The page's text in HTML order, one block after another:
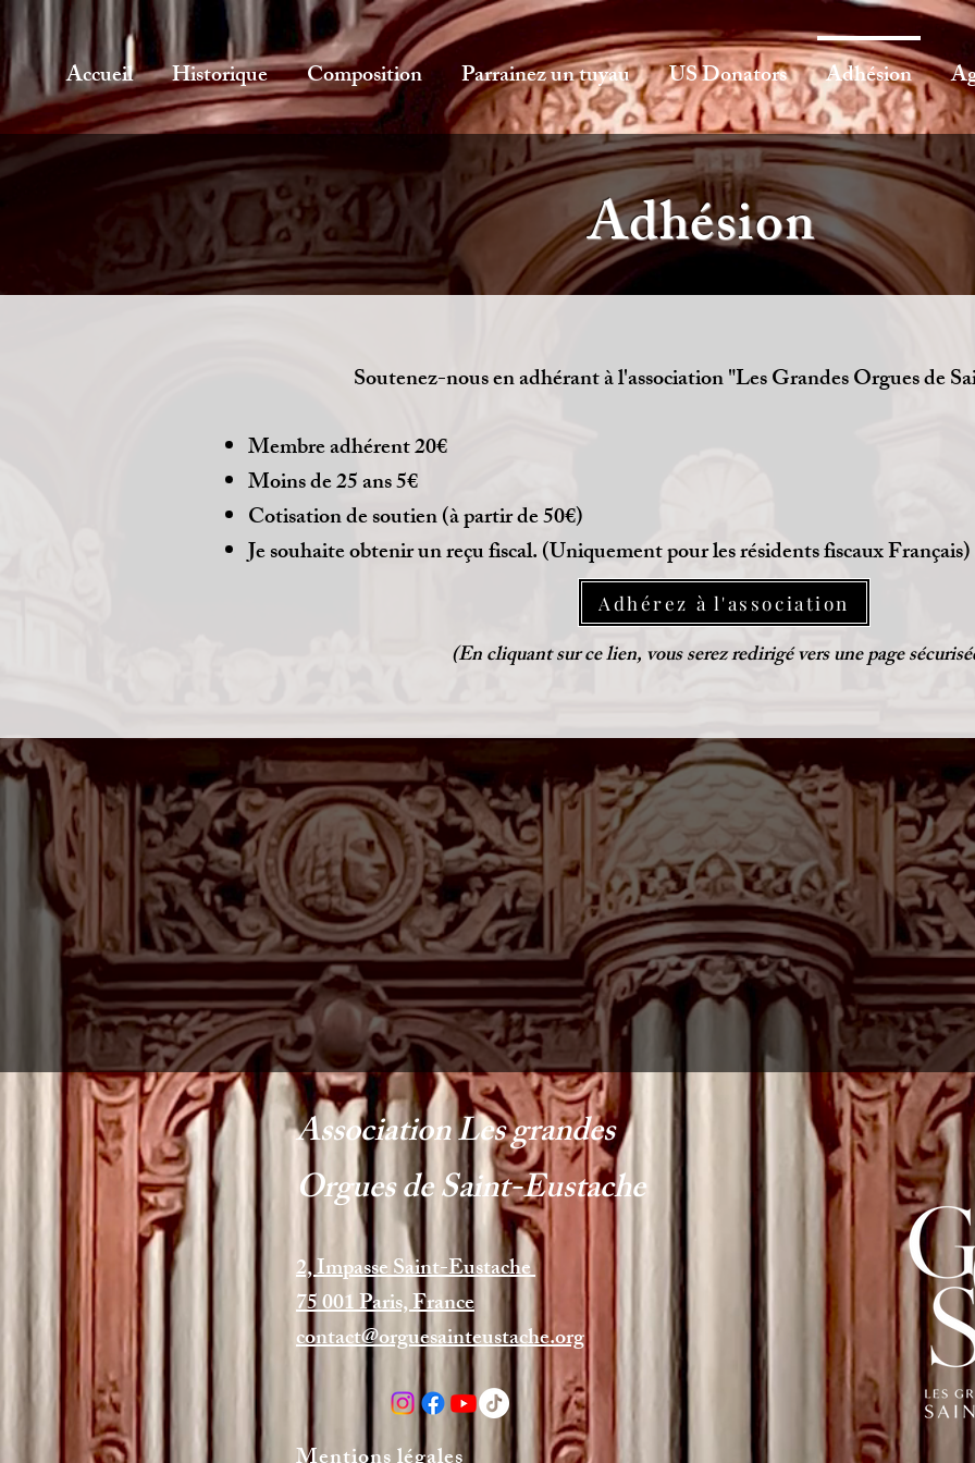
Accueil Historique Composition Parrainez un tuyau US Donators Adhésion
Adhésion
Soutenez-nous en adhérant à l'association "Les Grandes Orgues de
Membre adhérent 20€
Moins de 25 ans 5€
Cotisation de soutien (à partir de 50€)
Je souhaite obtenir un reçu fiscal. (Uniquement pour les résidents fiscaux Français)
Adhérez à l'association
(En cliquant sur ce lien, vous serez redirigé vers une page
Association Les grandes
Orgues de Saint-Eustache
2, Impasse Saint-Eustache
75 001 Paris, France
contact@orguesainteustache.org